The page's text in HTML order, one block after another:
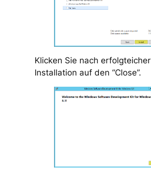
Klicken Sie nach erfolgteicher
Installation auf den “Close”.